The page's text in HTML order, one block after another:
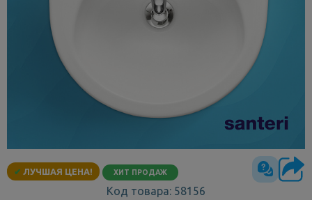
✔ ЛУЧШАЯ ЦЕНА! ХИТ ПРОДАЖ
Код товара: 58156